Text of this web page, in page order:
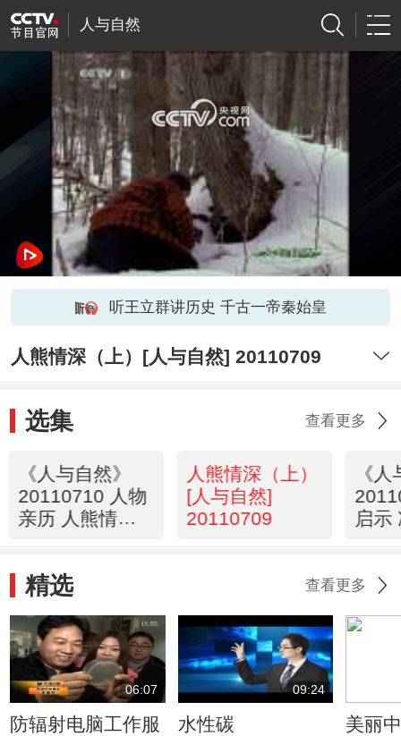
人与自然
网络开小差了，请稍后再试
听王立群讲历史 千古一帝秦始皇
人熊情深（上）[人与自然] 20110709
选集 查看更多
《人与自然》
20110710 人物
亲历 人熊情深
人熊情深（上）
[人与自然]
20110709
《
启示
精选 查看更多
06:07
防辐射电脑工作服
09:24
水性碳
美丽